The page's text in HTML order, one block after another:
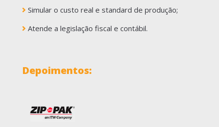
Simular o custo real e standard de produção;
Atende a legislação fiscal e contábil.
Depoimentos: